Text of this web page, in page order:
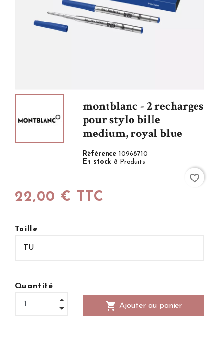
montblanc - 2 recharges
pour stylo bille
medium, royal blue
Référence10968710
En stock8 Produits
22,00 € TTC
Taille
Quantité
shopping_cart Ajouter au panier
favorite_border